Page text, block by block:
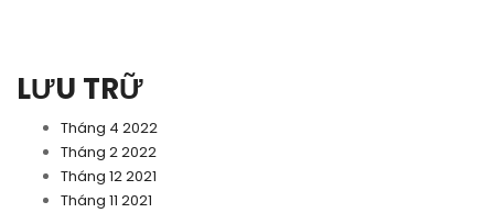
LƯU TRỮ
Tháng 4 2022
Tháng 2 2022
Tháng 12 2021
Tháng 11 2021